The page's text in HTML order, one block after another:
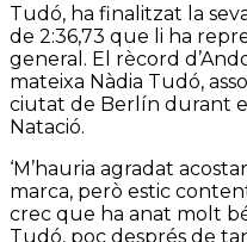
Tudó, ha finalitzat la
de 2:36,73 que li ha
general. El rècord
mateixa Nàdia Tudó,
ciutat de Berlín durant
Natació.
‘M’hauria agradat
marca, però estic
crec que ha anat molt
Tudó, poc després de